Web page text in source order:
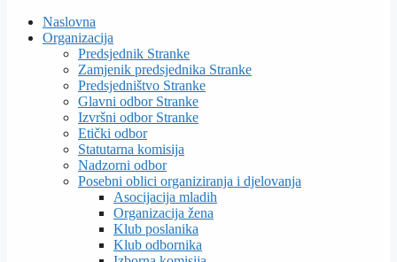
Naslovna
Organizacija
Predsjednik Stranke
Zamjenik predsjednika Stranke
Predsjedništvo Stranke
Glavni odbor Stranke
Izvršni odbor Stranke
Etički odbor
Statutarna komisija
Nadzorni odbor
Posebni oblici organiziranja i djelovanja
Asocijacija mladih
Organizacija žena
Klub poslanika
Klub odbornika